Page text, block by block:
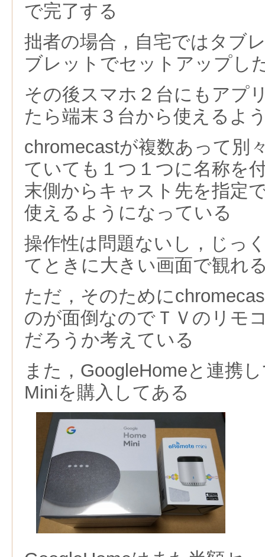
で完了する
拙者の場合，自宅ではタブ
ブレットでセットアップし
その後スマホ２台にもアプ
たら端末３台から使えるよ
chromecastが複数あって別
ていても１つ１つに名称を
末側からキャスト先を指定
使えるようになっている
操作性は問題ないし，じっ
てときに大きい画面で観れ
ただ，そのために
のが面倒なのでＴＶのリモ
だろうか考えている
また，GoogleHomeと連携
Miniを購入してある